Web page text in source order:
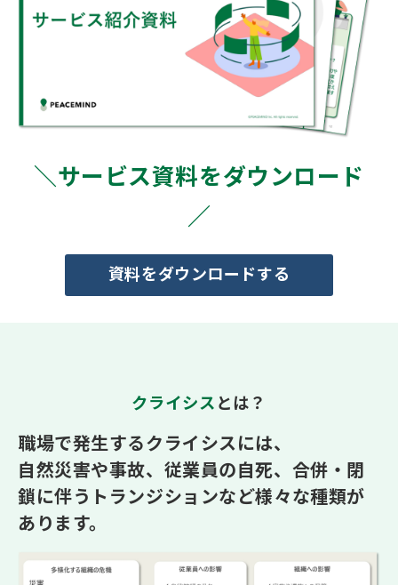
＼サービス資料をダウンロード
／
資料をダウンロードする
クライシス とは？
職場で発生するクライシスには、
自然災害や事故、従業員の自死、合併・閉
鎖に伴うトランジションなど様々な種類が
あります。